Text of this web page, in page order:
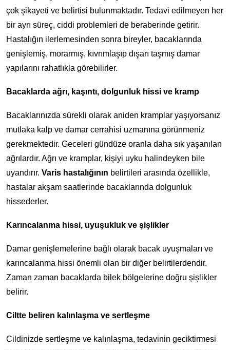
çok şikayeti ve belirtisi bulunmaktadır. Tedavi edilmeyen her
bir ayrı süreç, ciddi problemleri de beraberinde getirir.
Hastalığın ilerlemesinden sonra bireyler, bacaklarında
genişlemiş, morarmış, kıvrımlaşıp dışarı taşmış damar
yapılarını rahatlıkla görebilirler.
Bacaklarda ağrı, kaşıntı, dolgunluk hissi ve kramp
Bacaklarınızda sürekli olarak aniden kramplar yaşıyorsanız
mutlaka kalp ve damar cerrahisi uzmanına görünmeniz
gerekmektedir. Geceleri gündüze oranla daha sık yaşanılan
ağrılardır. Ağrı ve kramplar, kişiyi uyku halindeyken bile
uyandırır. Varis hastalığının belirtileri arasında özellikle,
hastalar akşam saatlerinde bacaklarında dolgunluk
hissederler.
Karıncalanma hissi, uyuşukluk ve şişlikler
Damar genişlemelerine bağlı olarak bacak uyuşmaları ve
karıncalanma hissi önemli olan bir diğer belirtilerdendir.
Zaman zaman bacaklarda bilek bölgelerine doğru şişlikler
belirir.
Ciltte beliren kalınlaşma ve sertleşme
Cildinizde sertleşme ve kalınlaşma, tedavinin geciktirmesi